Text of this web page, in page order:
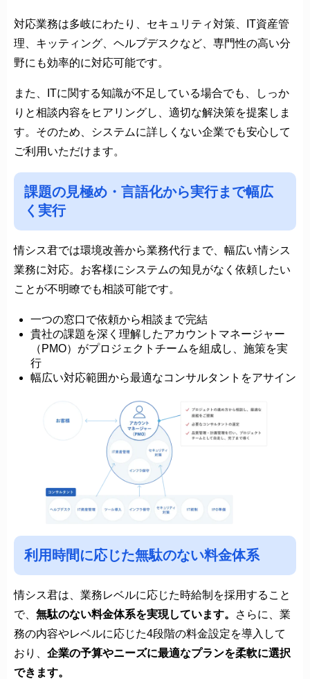
対応業務は多岐にわたり、セキュリティ対策、IT資産管
理、キッティング、ヘルプデスクなど、専門性の高い分
野にも効率的に対応可能です。
また、ITに関する知識が不足している場合でも、しっか
りと相談内容をヒアリングし、適切な解決策を提案しま
す。そのため、システムに詳しくない企業でも安心して
ご利用いただけます。
課題の見極め・言語化から実行まで幅広
く実行
情シス君では環境改善から業務代⾏まで、幅広い情シス
業務に対応。お客様にシステムの知見がなく依頼したい
ことが不明瞭でも相談可能です。
一つの窓口で依頼から相談まで完結
貴社の課題を深く理解したアカウントマネージャー
（PMO）がプロジェクトチームを組成し、施策を実
行
幅広い対応範囲から最適なコンサルタントをアサイン
利用時間に応じた無駄のない料金体系
情シス君は、業務レベルに応じた時給制を採用すること
で、 無駄のない料金体系を実現しています。
さらに、業
務の内容やレベルに応じた4段階の料金設定を導入して
おり、 企業の予算やニーズに最適なプランを柔軟に選択
できます。